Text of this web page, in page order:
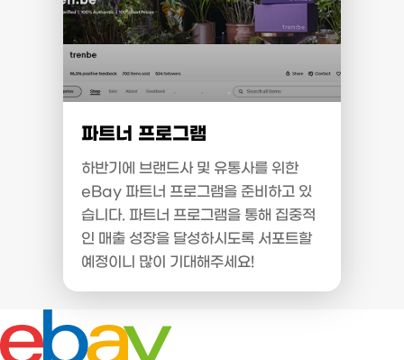
파트너 프로그램
하반기에 브랜드사 및 유통사를 위한
eBay 파트너 프로그램을 준비하고 있
습니다. 파트너 프로그램을 통해 집중적
인 매출 성장을 달성하시도록 서포트할
예정이니 많이 기대해주세요!